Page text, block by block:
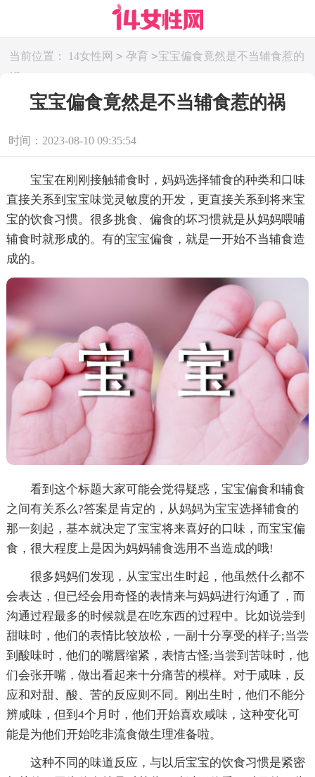
当前位置： 14女性网 > 孕育 >宝宝偏食竟然是不当辅食惹的
祸
宝宝偏食竟然是不当辅食惹的祸
时间：2023-08-10 09:35:54
宝宝在刚刚接触辅食时，妈妈选择辅食的种类和口味
直接关系到宝宝味觉灵敏度的开发，更直接关系到将来宝
宝的饮食习惯。很多挑食、偏食的坏习惯就是从妈妈喂哺
辅食时就形成的。有的宝宝偏食，就是一开始不当辅食造
成的。
看到这个标题大家可能会觉得疑惑，宝宝偏食和辅食
之间有关系么?答案是肯定的，从妈妈为宝宝选择辅食的
那一刻起，基本就决定了宝宝将来喜好的口味，而宝宝偏
食，很大程度上是因为妈妈辅食选用不当造成的哦!
很多妈妈们发现，从宝宝出生时起，他虽然什么都不
会表达，但已经会用奇怪的表情来与妈妈进行沟通了，而
沟通过程最多的时候就是在吃东西的过程中。比如说尝到
甜味时，他们的表情比较放松，一副十分享受的样子;当尝
到酸味时，他们的嘴唇缩紧，表情古怪;当尝到苦味时，他
们会张开嘴，做出看起来十分痛苦的模样。对于咸味，反
应和对甜、酸、苦的反应则不同。刚出生时，他们不能分
辨咸味，但到4个月时，他们开始喜欢咸味，这种变化可
能是为他们开始吃非流食做生理准备啦。
这种不同的味道反应，与以后宝宝的饮食习惯是紧密